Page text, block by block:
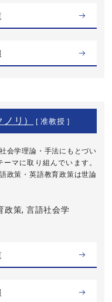
リ） [ 准教授 ]
会学理論・手法にもとづい
マに取り組んでいます。
政策・英語教育政策は世論
政策, 言語社会学